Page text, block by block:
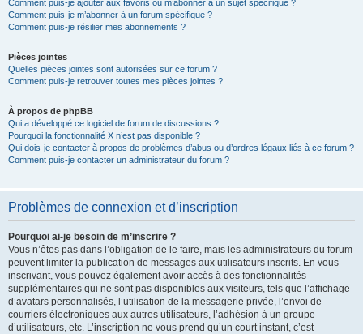
Comment puis-je ajouter aux favoris ou m’abonner à un sujet spécifique ?
Comment puis-je m’abonner à un forum spécifique ?
Comment puis-je résilier mes abonnements ?
Pièces jointes
Quelles pièces jointes sont autorisées sur ce forum ?
Comment puis-je retrouver toutes mes pièces jointes ?
À propos de phpBB
Qui a développé ce logiciel de forum de discussions ?
Pourquoi la fonctionnalité X n’est pas disponible ?
Qui dois-je contacter à propos de problèmes d’abus ou d’ordres légaux liés à ce forum ?
Comment puis-je contacter un administrateur du forum ?
Problèmes de connexion et d’inscription
Pourquoi ai-je besoin de m’inscrire ?
Vous n’êtes pas dans l’obligation de le faire, mais les administrateurs du forum
peuvent limiter la publication de messages aux utilisateurs inscrits. En vous
inscrivant, vous pouvez également avoir accès à des fonctionnalités
supplémentaires qui ne sont pas disponibles aux visiteurs, tels que l’affichage
d’avatars personnalisés, l’utilisation de la messagerie privée, l’envoi de
courriers électroniques aux autres utilisateurs, l’adhésion à un groupe
d’utilisateurs, etc. L’inscription ne vous prend qu’un court instant, c’est